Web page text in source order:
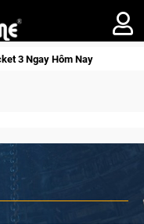
Lineage W – Quyền